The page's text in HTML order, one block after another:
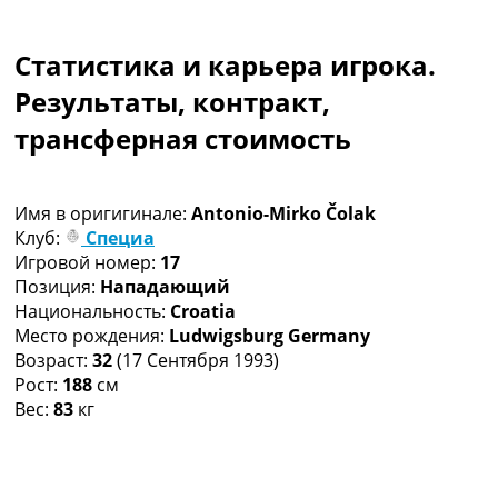
Чемпионат Мира
Украина. Премьер-Лига
Украина. Первая Лига
Лига Чемпионов
Другие Турниры >>>
Таблицы
Таблицы групп Чемпионата Мира
Украина. Премьер-Лига
Украина. Первая Лига
Лига Чемпионов. Таблицы групп
Англия. Премьер-Лига
Испания. Ла Лига
Статистика и карьера игрока.
Результаты, контракт,
трансферная стоимость
Имя в оригигинале: Antonio-Mirko Čolak
Клуб:
Специа
Игровой номер: 17
Позиция: Нападающий
Национальность: Croatia
Место рождения: Ludwigsburg Germany
Возраст: 32(17 Сентября 1993)
Рост: 188 см
Вес: 83 кг